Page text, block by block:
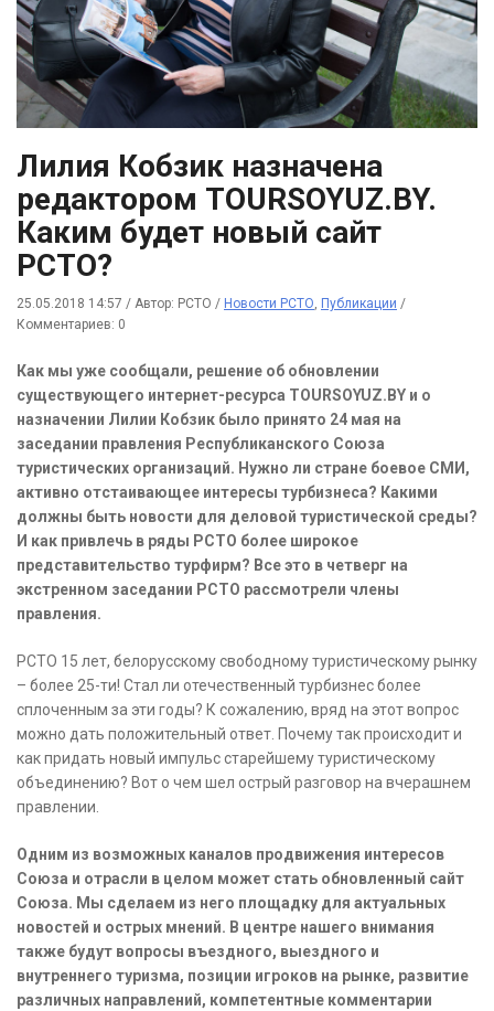
Лилия Кобзик назначена
редактором TOURSOYUZ.BY.
Каким будет новый сайт
РСТО?
25.05.2018 14:57 / Автор: РСТО / Новости РСТО, Публикации /
Комментариев: 0
Как мы уже сообщали, решение об обновлении
существующего интернет-ресурса TOURSOYUZ.BY и о
назначении Лилии Кобзик было принято 24 мая на
заседании правления Республиканского Союза
туристических организаций. Нужно ли стране боевое СМИ,
активно отстаивающее интересы турбизнеса? Какими
должны быть новости для деловой туристической среды?
И как привлечь в ряды РСТО более широкое
представительство турфирм? Все это в четверг на
экстренном заседании РСТО рассмотрели члены
правления.
РСТО 15 лет, белорусскому свободному туристическому рынку
– более 25-ти! Стал ли отечественный турбизнес более
сплоченным за эти годы? К сожалению, вряд на этот вопрос
можно дать положительный ответ. Почему так происходит и
как придать новый импульс старейшему туристическому
объединению? Вот о чем шел острый разговор на вчерашнем
правлении.
Одним из возможных каналов продвижения интересов
Союза и отрасли в целом может стать обновленный сайт
Союза. Мы сделаем из него площадку для актуальных
новостей и острых мнений. В центре нашего внимания
также будут вопросы въездного, выездного и
внутреннего туризма, позиции игроков на рынке, развитие
различных направлений, компетентные комментарии